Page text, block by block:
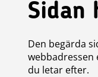
Sidan
Den begärda
webbadressen
du letar efter.